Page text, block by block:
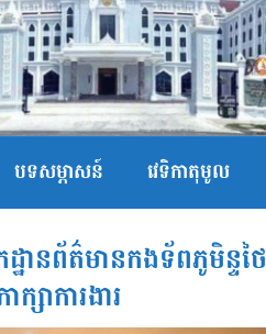
បទសម្ភាសន៍ វេទិកាតុមូល
ដ្ឋានព័ត៌មានកងទ័ពភូមិន្ទថៃ
សាការងារ